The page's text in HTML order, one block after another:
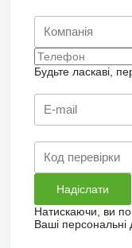
Будьте ласкаві,
Натискаючи, ви
Ваші персональні